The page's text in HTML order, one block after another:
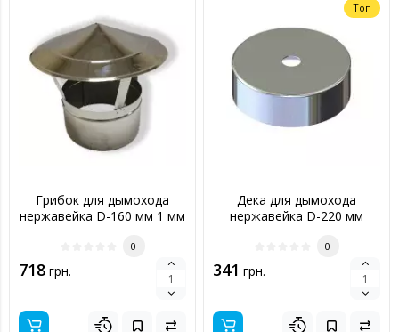
Грибок для дымохода
нержавейка D-160 мм 1 мм
0
718 грн.
Топ
Дека для дымохода
нержавейка D-220 мм
0
341 грн.